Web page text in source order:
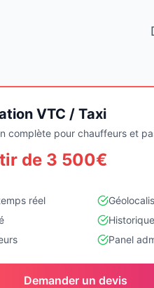
VTC / Taxi
complète pour chauffeurs et
de 3 500€
réel
Panel
Demander un devis